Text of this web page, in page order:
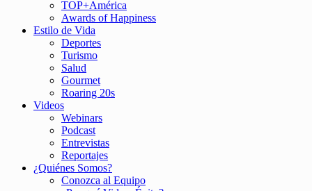
TOP+América
Awards of Happiness
Estilo de Vida
Deportes
Turismo
Salud
Gourmet
Roaring 20s
Videos
Webinars
Podcast
Entrevistas
Reportajes
¿Quiénes Somos?
Conozca al Equipo